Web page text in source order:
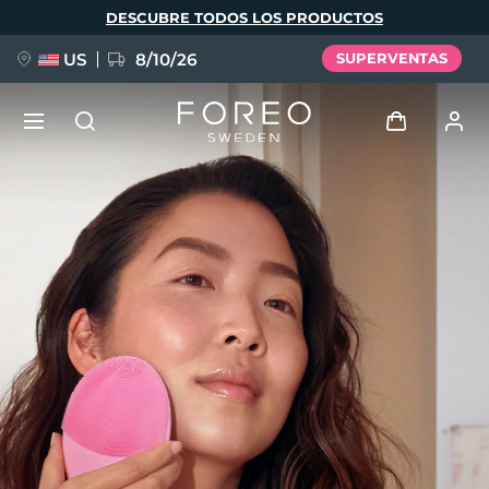
DESCUBRE TODOS LOS PRODUCTOS
US 8/10/26 SUPERVENTAS
Perfil de usuario
Mis dispositivos
Mis pedidos
Mis direcciones
Mis suscripciones
NUEVO
FAQ™ Pure Beauty-Tech Elixir
BREAKING NEWS
issa™ Teeth Whitening Set
Idioma
English Deutsch
Español
Français
Italiano
Português
Polski
Svenska
Русский
Türkçe
简体中文 繁體中文